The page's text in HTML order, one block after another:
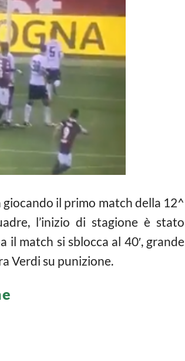
giocando il primo match della 12^
l’inizio di stagione è stato
match si sblocca al 40′, grande
Verdi su punizione.